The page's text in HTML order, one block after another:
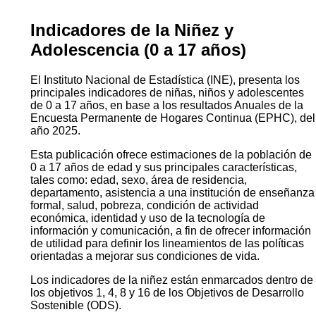
Indicadores de la Niñez y
Adolescencia (0 a 17 años)
El Instituto Nacional de Estadística (INE), presenta los
principales indicadores de niñas, niños y adolescentes
de 0 a 17 años, en base a los resultados Anuales de la
Encuesta Permanente de Hogares Continua (EPHC), del
año 2025.
Esta publicación ofrece estimaciones de la población de
0 a 17 años de edad y sus principales características,
tales como: edad, sexo, área de residencia,
departamento, asistencia a una institución de enseñanza
formal, salud, pobreza, condición de actividad
económica, identidad y uso de la tecnología de
información y comunicación, a fin de ofrecer información
de utilidad para definir los lineamientos de las políticas
orientadas a mejorar sus condiciones de vida.
Los indicadores de la niñez están enmarcados dentro de
los objetivos 1, 4, 8 y 16 de los Objetivos de Desarrollo
Sostenible (ODS).